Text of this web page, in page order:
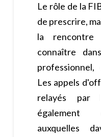
Le rôle de la
de prescrire,
la
connaître
Les appels
relayés par
également
auxquelles